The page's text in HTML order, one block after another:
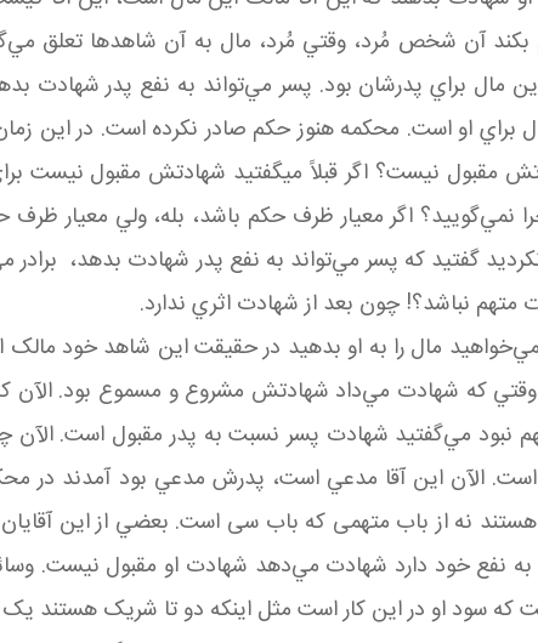
آن شخص مُرد، وقتي مُرد، مال به آن شاهدها تعلق
مال براي پدرشان بود. پسر مي‌تواند به نفع پدر شهادت
براي او است. محکمه هنوز حکم صادر نکرده است. در اين
نيست؟ اگر قبلاً می­گفتيد شهادتش مقبول نيست براي
اگر معيار ظرف حکم باشد، بله، ولي معيار
گفتيد که پسر مي‌تواند به نفع پدر شهادت بدهد،
نباشد؟! چون بعد از شهادت اثري ندارد.
مي‌خواهيد مال را به او بدهيد در حقيقت اين شاهد
که شهادت مي‌داد شهادتش مشروع و مسموع بود. الآن
نبود مي‌گفتيد شهادت پسر نسبت به پدر مقبول است.
الآن اين آقا مدعي است، پدرش مدعي بود آمدند در
نه از باب متهمی که باب سی است. بعضي از اين
که سود او در اين کار است مثل اينکه دو تا شريک‌